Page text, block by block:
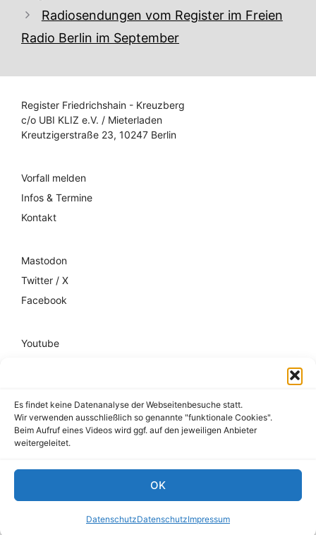
Es findet keine Datenanalyse der Webseitenbesuche statt.
Wir verwenden ausschließlich so genannte "funktionale Cookies".
Beim Aufruf eines Videos wird ggf. auf den jeweiligen Anbieter
weitergeleitet.
OK
DatenschutzDatenschutzImpressum
Radiosendungen vom Register im Freien
Radio Berlin im September
Register Friedrichshain - Kreuzberg
c/o UBI KLIZ e.V. / Mieterladen
Kreutzigerstraße 23, 10247 Berlin
Vorfall melden
Infos & Termine
Kontakt
Mastodon
Twitter / X
Facebook
Youtube
Impressum
Datenschutz
© 2026 register-friedrichshain.de